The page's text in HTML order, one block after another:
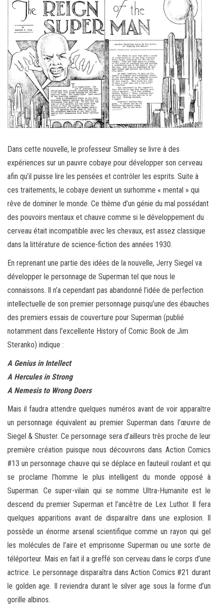
Dans cette nouvelle, le professeur Smalley se livre à des
expériences sur un pauvre cobaye pour développer son cerveau
afin qu’il puisse lire les pensées et contrôler les esprits. Suite à
ces traitements, le cobaye devient un surhomme « mental » qui
rêve de dominer le monde. Ce thème d’un génie du mal possédant
des pouvoirs mentaux et chauve comme si le développement du
cerveau était incompatible avec les chevaux, est assez classique
dans la littérature de science-fiction des années 1930.
En reprenant une partie des idées de la nouvelle, Jerry Siegel va
développer le personnage de Superman tel que nous le
connaissons. Il n’a cependant pas abandonné l’idée de perfection
intellectuelle de son premier personnage puisqu’une des ébauches
des premiers essais de couverture pour Superman (publié
notamment dans l’excellente History of Comic Book de Jim
Steranko) indique :
A Genius in Intellect
A Hercules in Strong
A Nemesis to Wrong Doers
Mais il faudra attendre quelques numéros avant de voir apparaître
un personnage équivalent au premier Superman dans l’œuvre de
Siegel & Shuster. Ce personnage sera d’ailleurs très proche de leur
première création puisque nous découvrons dans Action Comics
#13 un personnage chauve qui se déplace en fauteuil roulant et qui
se proclame l’homme le plus intelligent du monde opposé à
Superman. Ce super-vilain qui se nomme Ultra-Humanite est le
descend du premier Superman et l’ancêtre de Lex Luthor. Il fera
quelques apparitions avant de disparaître dans une explosion. Il
possède un énorme arsenal scientifique comme un rayon qui gel
les molécules de l’aire et emprisonne Superman ou une sorte de
téléporteur. Mais en fait il a greffé son cerveau dans le corps d’une
actrice. Le personnage disparaîtra dans Action Comics #21 durant
le golden age. Il reviendra durant le silver age sous la forme d’un
gorille albinos.